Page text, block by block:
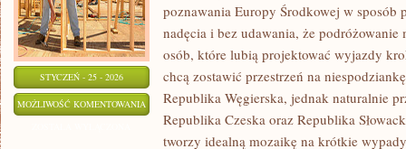
STYCZEŃ - 25 - 2026
MOŻLIWOŚĆ KOMENTOWANIA NAJPIĘKNIEJSZE
MIASTA
poznawania Europy Środkowej w sposób
nadęcia i bez udawania, że
osób, które lubią projektować wyjazdy
chcą zostawić przestrzeń na
Republika Węgierska, jednak naturalnie
Republika Czeska oraz Republika
tworzy idealną mozaikę na krótkie